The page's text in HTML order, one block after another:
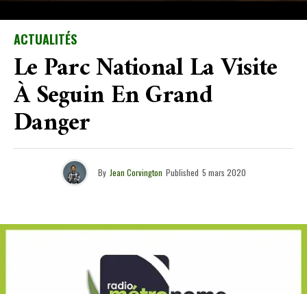
ACTUALITÉS
Le Parc National La Visite
À Seguin En Grand
Danger
By Jean Corvington Published 5 mars 2020